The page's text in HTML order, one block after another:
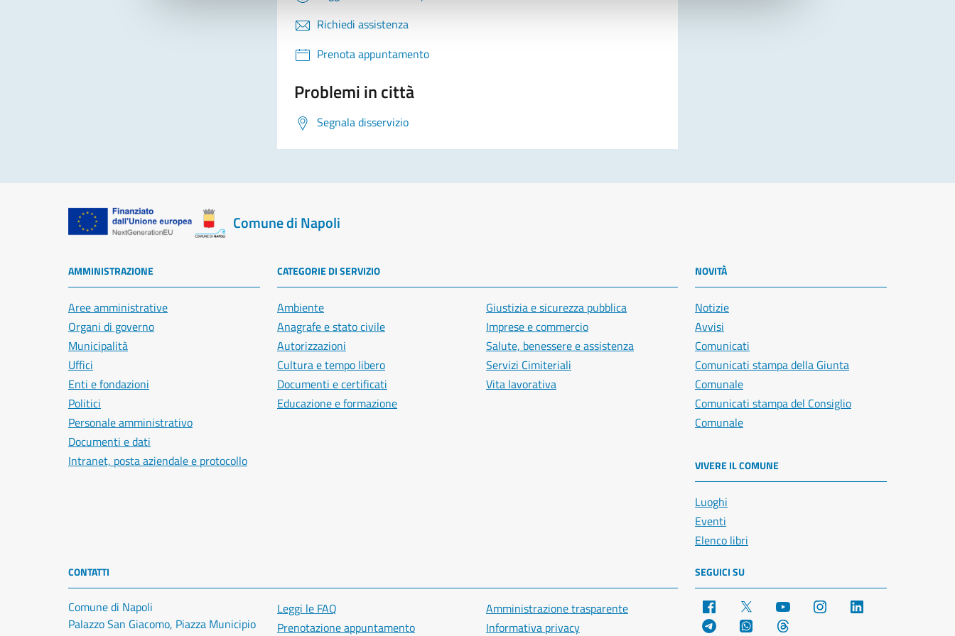
Richiedi assistenza
Prenota appuntamento
Problemi in città
Segnala disservizio
Comune di Napoli
AMMINISTRAZIONE
Aree amministrative
Organi di governo
Municipalità
Uffici
Enti e fondazioni
Politici
Personale amministrativo
Documenti e dati
Intranet, posta aziendale e protocollo
CATEGORIE DI SERVIZIO
Ambiente
Anagrafe e stato civile
Autorizzazioni
Cultura e tempo libero
Documenti e certificati
Educazione e formazione
Giustizia e sicurezza pubblica
Imprese e commercio
Salute, benessere e assistenza
Servizi Cimiteriali
Vita lavorativa
NOVITÀ
Notizie
Avvisi
Comunicati
Comunicati stampa della Giunta
Comunale
Comunicati stampa del Consiglio
Comunale
VIVERE IL COMUNE
Luoghi
Eventi
Elenco libri
CONTATTI
Comune di Napoli
Palazzo San Giacomo, Piazza Municipio
Leggi le FAQ
Prenotazione appuntamento
Amministrazione trasparente
Informativa privacy
SEGUICI SU
Facebook YouTube Instagram
Telegram WhatsApp